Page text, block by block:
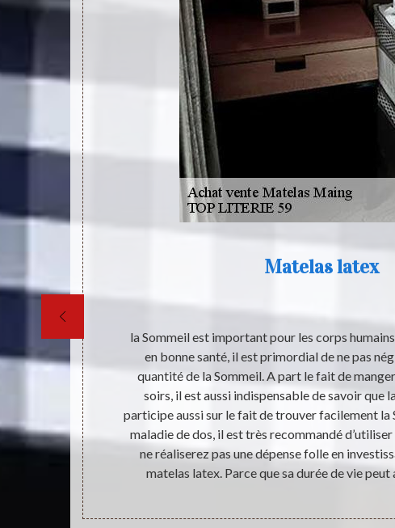
et
devrait être
En
vous serez
Matelas latex
la Sommeil est important pour les corps
en bonne santé, il est primordial de ne pas
quantité de la Sommeil. A part le fait de
soirs, il est aussi indispensable de savoir que
participe aussi sur le fait de trouver facilement la
maladie de dos, il est très recommandé
ne réaliserez pas une dépense folle en
matelas latex. Parce que sa durée de vie peut